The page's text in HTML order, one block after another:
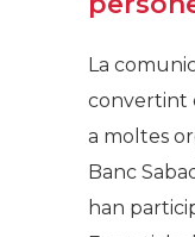
La
convertint
a moltes
Banc
han